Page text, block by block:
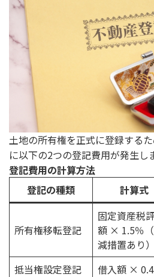
土地の所有権を正式に登録する
に以下の2つの登記費用が発生し
登記費用の計算方法
登記の種類
計算式
所有権移転登記
固定資産税
額 × 1.5％
減措置あり）
抵当権設定登記 借入額 ×